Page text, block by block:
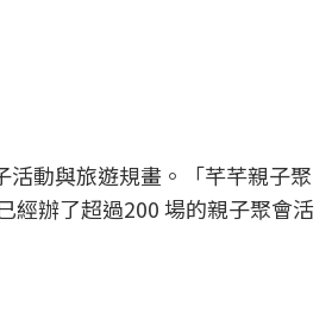
動與旅遊規畫。「芊芊親子聚
經辦了超過200 場的親子聚會活